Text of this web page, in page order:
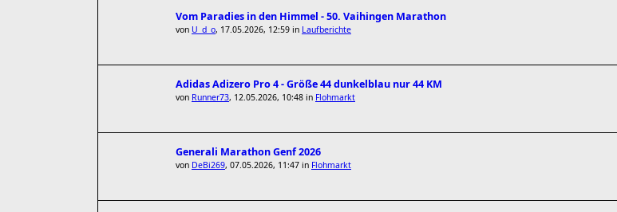
Vom Paradies in den Himmel - 50. Vaihingen Marathon
von U_d_o, 17.05.2026, 12:59 in Laufberichte
Adidas Adizero Pro 4 - Größe 44 dunkelblau nur 44 KM
von Runner73, 12.05.2026, 10:48 in Flohmarkt
Generali Marathon Genf 2026
von DeBi269, 07.05.2026, 11:47 in Flohmarkt